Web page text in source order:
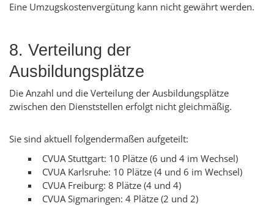
Eine Umzugskostenvergütung kann nicht gewährt werden.
8. Verteilung der
Ausbildungsplätze
Die Anzahl und die Verteilung der Ausbildungsplätze
zwischen den Dienststellen erfolgt nicht gleichmäßig.
Sie sind aktuell folgendermaßen aufgeteilt:
CVUA Stuttgart: 10 Plätze (6 und 4 im Wechsel)
CVUA Karlsruhe: 10 Plätze (4 und 6 im Wechsel)
CVUA Freiburg: 8 Plätze (4 und 4)
CVUA Sigmaringen: 4 Plätze (2 und 2)